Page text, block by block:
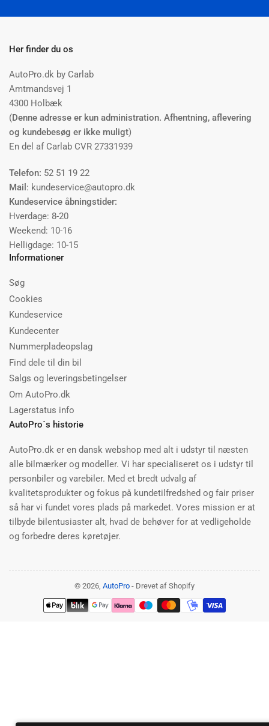
Her finder du os
AutoPro.dk by Carlab
Amtmandsvej 1
4300 Holbæk
(Denne adresse er kun administration. Afhentning, aflevering
og kundebesøg er ikke muligt)
En del af Carlab CVR 27331939
Telefon: 52 51 19 22
Mail : kundeservice@autopro.dk
Kundeservice åbningstider:
Hverdage: 8-20
Weekend: 10-16
Helligdage: 10-15
Informationer
Søg
Cookies
Kundeservice
Kundecenter
Nummerpladeopslag
Find dele til din bil
Salgs og leveringsbetingelser
Om AutoPro.dk
Lagerstatus info
AutoPro´s historie
AutoPro.dk er en dansk webshop med alt i udstyr til næsten
alle bilmærker og modeller. Vi har specialiseret os i udstyr til
personbiler og varebiler. Med et bredt udvalg af
kvalitetsprodukter og fokus på kundetilfredshed og fair priser
så har vi fundet vores plads på markedet. Vores mission er at
tilbyde bilentusiaster alt, hvad de behøver for at vedligeholde
og forbedre deres køretøjer.
© 2026, AutoPro - Drevet af Shopify
Betalingsmetoder